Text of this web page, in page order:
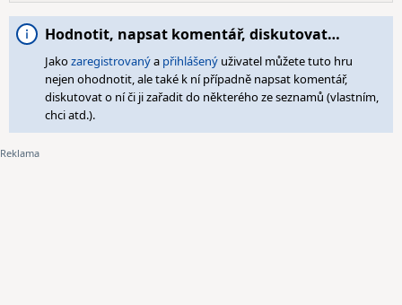
Hodnotit, napsat komentář, diskutovat…
Jakozaregistrovanýa přihlášený uživatel můžete tuto hru
nejen ohodnotit, ale také k ní případně napsat komentář,
diskutovat o ní či ji zařadit do některého ze seznamů (vlastním,
chci atd.).